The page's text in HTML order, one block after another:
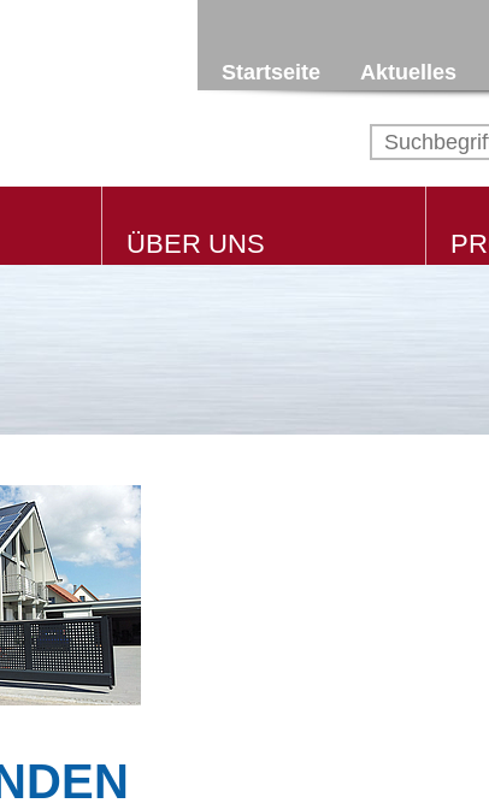
Startseite Aktuelles
ÜBER UNS